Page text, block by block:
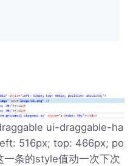
ui-draggable-ha
516px; top: 466px; po
条的style值动一次下次